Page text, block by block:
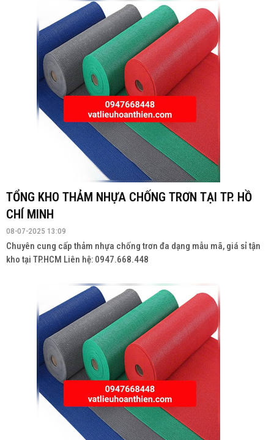
TỔNG KHO THẢM NHỰA CHỐNG TRƠN TẠI TP. HỒ
CHÍ MINH
08-07-2025 13:09
Chuyên cung cấp thảm nhựa chống trơn đa dạng mẫu mã, giá sỉ tận
kho tại TP.HCM Liên hệ: 0947.668.448